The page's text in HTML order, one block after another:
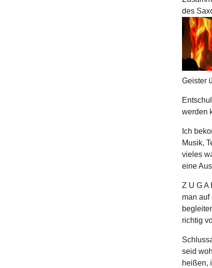
des
Geister
werden
Ich
Musik,
vieles
eine
Z U G A
man
richtig
seid
heißen,